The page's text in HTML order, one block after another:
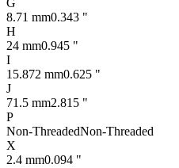
G
8.71 mm0.343 "
H
24 mm0.945 "
I
15.872 mm0.625 "
J
71.5 mm2.815 "
P
Non-ThreadedNon-Threaded
X
2.4 mm0.094 "